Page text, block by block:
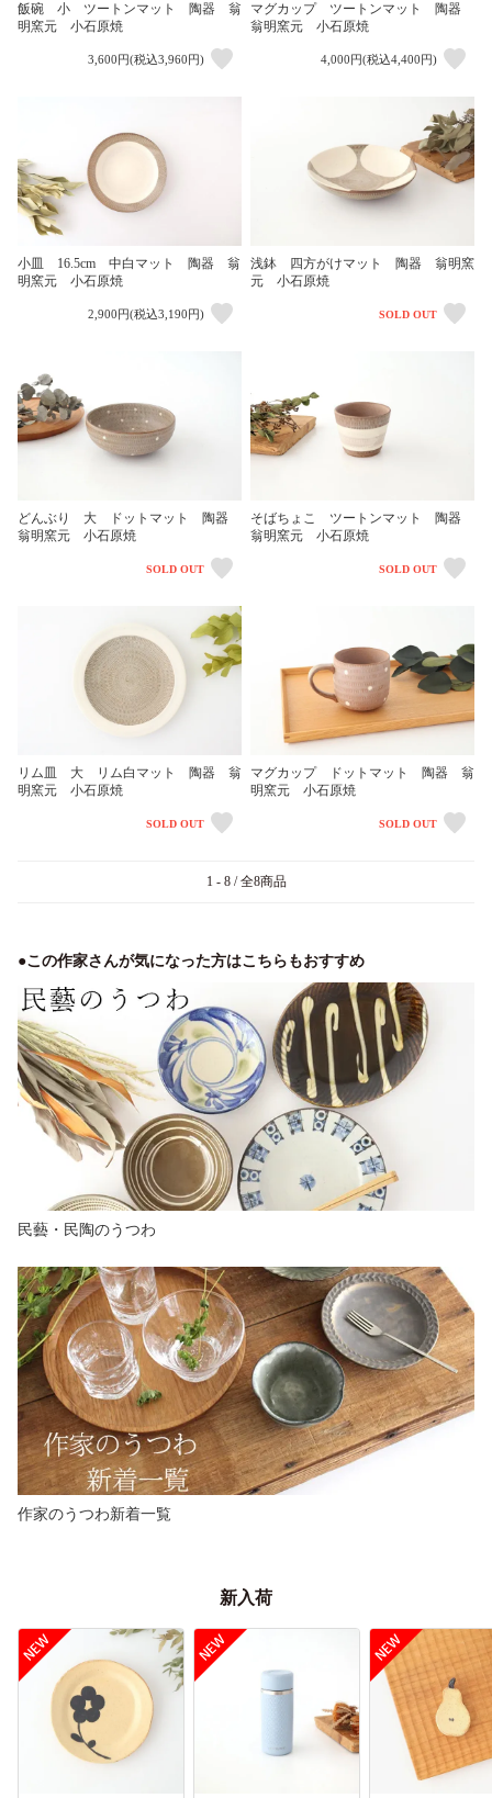
飯碗 小 ツートンマット 陶器 翁
明窯元 小石原焼
3,600円(税込3,960円)
マグカップ ツートンマット 陶器
翁明窯元 小石原焼
4,000円(税込4,400円)
小皿 16.5cm 中白マット 陶器 翁
明窯元 小石原焼
2,900円(税込3,190円)
浅鉢 四方がけマット 陶器 翁明窯
元 小石原焼
SOLD OUT
どんぶり 大 ドットマット 陶器
翁明窯元 小石原焼
SOLD OUT
そばちょこ ツートンマット 陶器
翁明窯元 小石原焼
SOLD OUT
リム皿 大 リム白マット 陶器 翁
明窯元 小石原焼
SOLD OUT
マグカップ ドットマット 陶器 翁
明窯元 小石原焼
SOLD OUT
1 - 8 / 全8商品
●この作家さんが気になった方はこちらもおすすめ
民藝・民陶のうつわ
作家のうつわ新着一覧
新入荷